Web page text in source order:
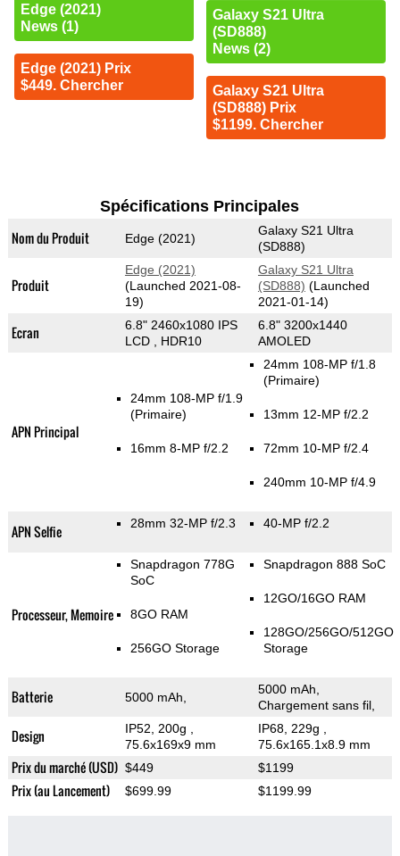
Edge (2021)
News (1)
Edge (2021) Prix
$449. Chercher
Galaxy S21 Ultra
(SD888)
News (2)
Galaxy S21 Ultra
(SD888) Prix
$1199. Chercher
Spécifications Principales
Nom du Produit Edge (2021)
Galaxy S21 Ultra
(SD888)
Produit
Edge (2021)
(Launched 2021-08-
19)
Galaxy S21 Ultra
(SD888) (Launched
2021-01-14)
Ecran
6.8" 2460x1080 IPS
LCD , HDR10
6.8" 3200x1440
AMOLED
APN Principal
24mm 108-MP f/1.9
(Primaire)
16mm 8-MP f/2.2
24mm 108-MP f/1.8
(Primaire)
13mm 12-MP f/2.2
72mm 10-MP f/2.4
240mm 10-MP f/4.9
APN Selfie 28mm 32-MP f/2.3 40-MP f/2.2
Processeur, Memoire
Snapdragon 778G
SoC
8GO RAM
256GO Storage
Snapdragon 888 SoC
12GO/16GO RAM
128GO/256GO/512GO
Storage
Batterie 5000 mAh,
5000 mAh,
Chargement sans fil,
Design IP52, 200g
75.6x169x9 mm
IP68, 229g
75.6x165.1x8.9 mm
Prix du marché (USD) $449 $1199
Prix (au Lancement) $699.99 $1199.99